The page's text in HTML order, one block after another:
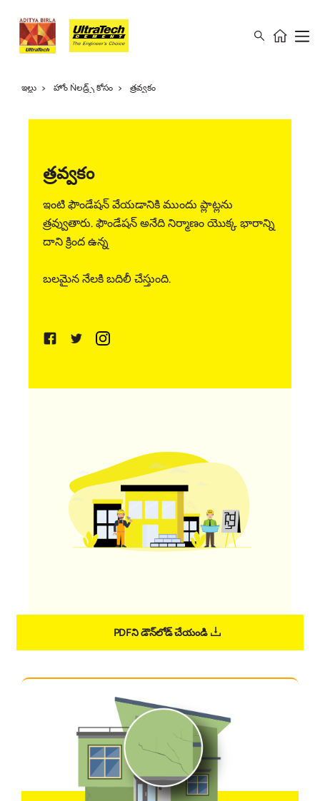
ఇల్లు హోం Ǹలడ్ర్స్ కోసం త్రవ్వకం
త్రవ్వకం
ఇంటి ఫౌండేషన్ వేయడానికి ముందు ప్లాట్లను
త్రవ్వుతారు. ఫౌండేషన్ అనేది నిర్మాణం యొక్క భారాన్ని
దాని క్రింద ఉన్న
బలమైన నేలకి బదిలీ చేస్తుంది.
PDFని డౌన్‌లోడ్ చేయండి